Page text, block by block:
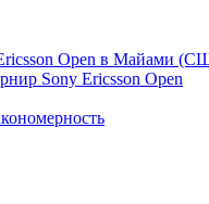
Open в Майами
Sony Ericsson Open